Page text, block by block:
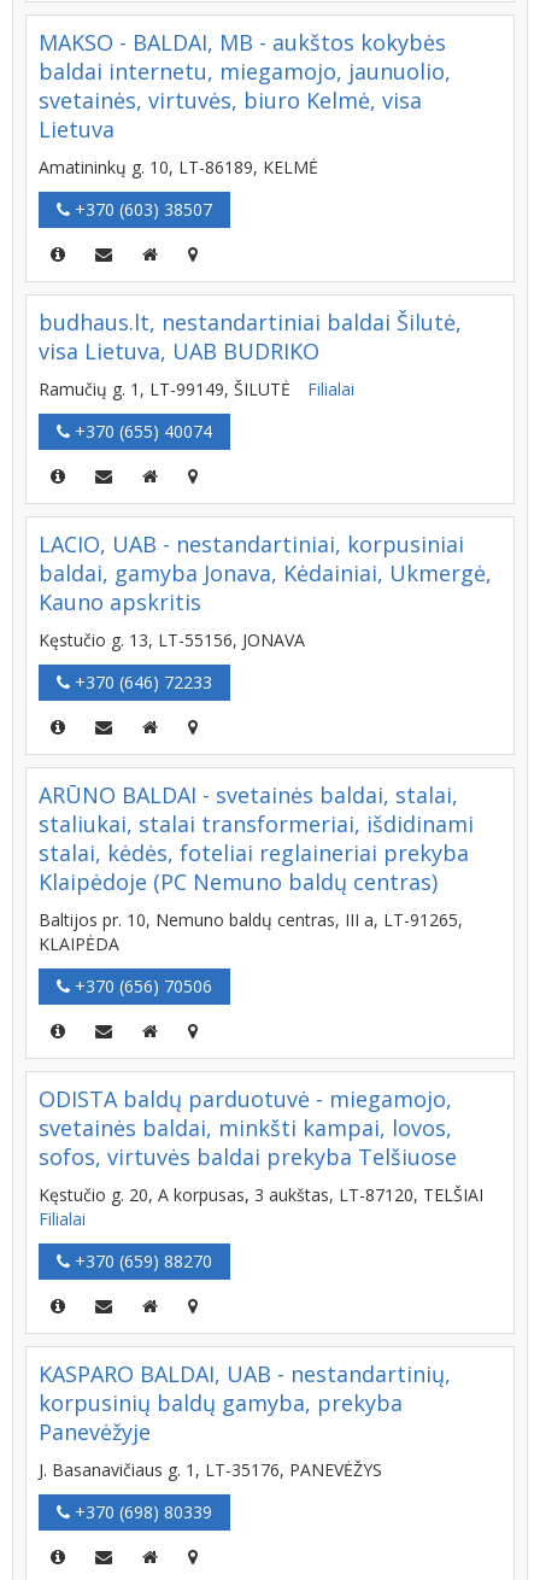
MAKSO - BALDAI, MB - aukštos kokybės
baldai internetu, miegamojo, jaunuolio,
svetainės, virtuvės, biuro Kelmė, visa
Lietuva
Amatininkų g. 10, LT-86189, KELMĖ
+370 (603) 38507
budhaus.lt, nestandartiniai baldai Šilutė,
visa Lietuva, UAB BUDRIKO
Ramučių g. 1, LT-99149, ŠILUTĖ
Filialai
+370 (655) 40074
LACIO, UAB - nestandartiniai, korpusiniai
baldai, gamyba Jonava, Kėdainiai, Ukmergė,
Kauno apskritis
Kęstučio g. 13, LT-55156, JONAVA
+370 (646) 72233
ARŪNO BALDAI - svetainės baldai, stalai,
staliukai, stalai transformeriai, išdidinami
stalai, kėdės, foteliai reglaineriai prekyba
Klaipėdoje (PC Nemuno baldų centras)
Baltijos pr. 10, Nemuno baldų centras, III a, LT-91265,
KLAIPĖDA
+370 (656) 70506
ODISTA baldų parduotuvė - miegamojo,
svetainės baldai, minkšti kampai, lovos,
sofos, virtuvės baldai prekyba Telšiuose
Kęstučio g. 20, A korpusas, 3 aukštas, LT-87120, TELŠIAI
Filialai
+370 (659) 88270
KASPARO BALDAI, UAB - nestandartinių,
korpusinių baldų gamyba, prekyba
Panevėžyje
J. Basanavičiaus g. 1, LT-35176, PANEVĖŽYS
+370 (698) 80339